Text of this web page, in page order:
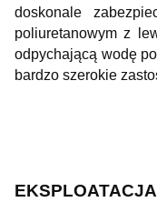
doskonale
poliuretanowym z
odpychającą wodę
bardzo szerokie